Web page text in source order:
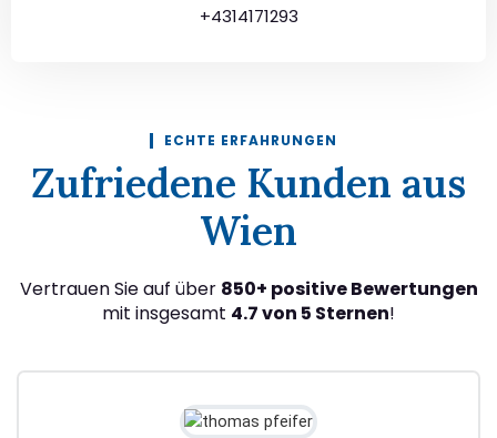
+4314171293
ECHTE ERFAHRUNGEN
Zufriedene Kunden aus
Wien
Vertrauen Sie auf über 850+ positive Bewertungen
mit insgesamt 4.7 von 5 Sternen!